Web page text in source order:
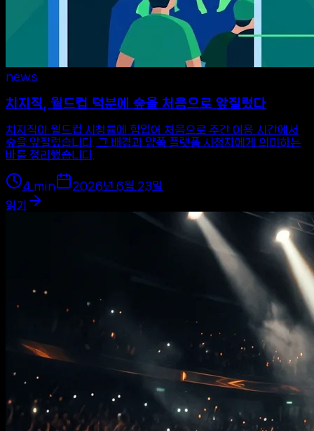
news
치지직, 월드컵 덕분에 숲을 처음으로 앞질렀다
치지직이 월드컵 시청률에 힘입어 처음으로 주간 이용 시간에서
숲을 앞질렀습니다. 그 배경과 양쪽 플랫폼 시청자에게 의미하는
바를 정리했습니다.
4 min
2026년 6월 23일
읽기